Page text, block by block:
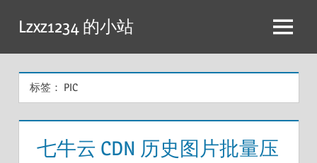
内
Lzxz1234 的小站
菜
单
标签： PIC
七牛云 CDN 历史图片批量压